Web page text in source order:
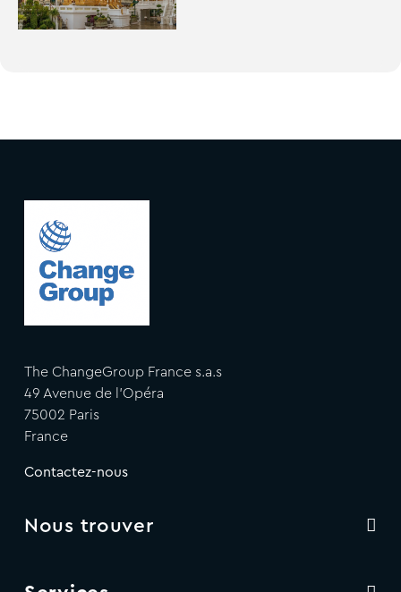
The ChangeGroup France s.a.s
49 Avenue de l'Opéra
75002 Paris
France
Contactez-nous
Nous trouver